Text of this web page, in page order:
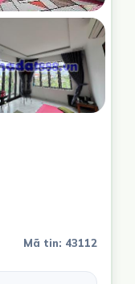
Mã tin: 43112